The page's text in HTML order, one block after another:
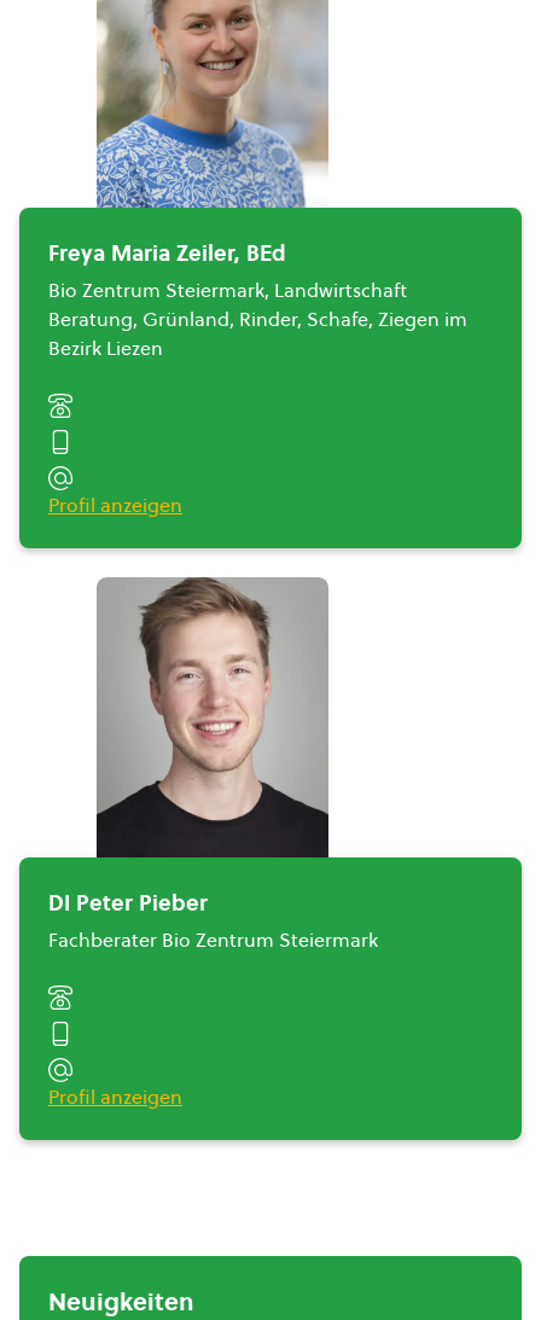
Freya Maria Zeiler, BEd
Bio Zentrum Steiermark, Landwirtschaft
Beratung, Grünland, Rinder, Schafe, Ziegen im
Bezirk Liezen
Profil anzeigen
DI Peter Pieber
Fachberater Bio Zentrum Steiermark
Profil anzeigen
Neuigkeiten